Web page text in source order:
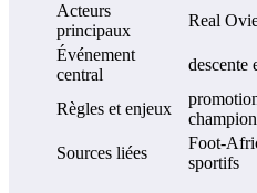
Acteurs
principaux
Real
Événement
central
descente
Règles et enjeux
Sources liées
Foot-
sportifs